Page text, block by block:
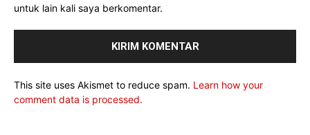
untuk lain kali saya berkomentar.
This site uses Akismet to reduce spam. Learn how your
comment data is processed.